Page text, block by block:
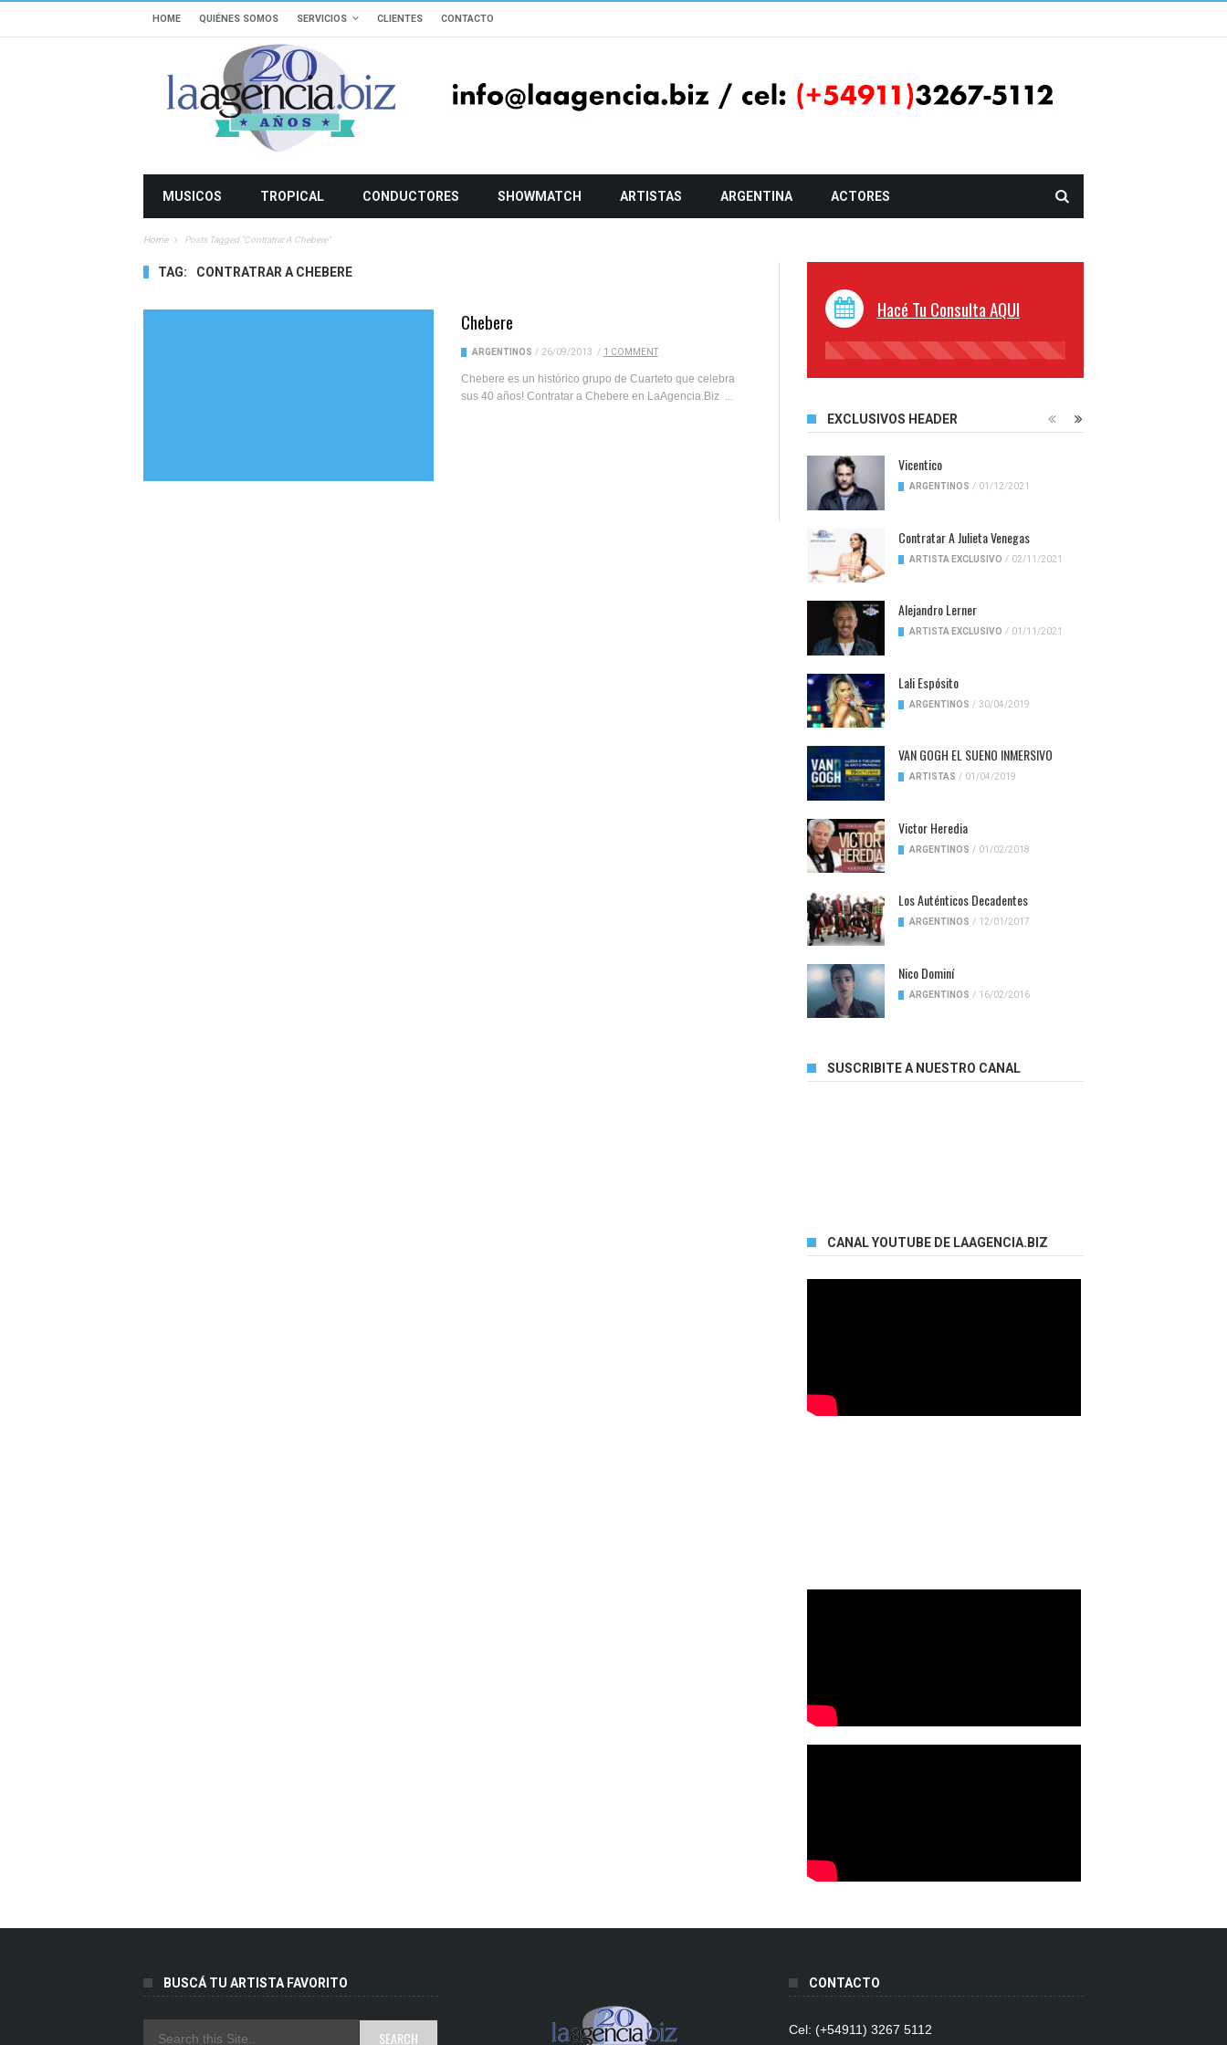
HOME QUIÉNES SOMOS SERVICIOS CLIENTES CONTACTO
MUSICOS TROPICAL CONDUCTORES SHOWMATCH ARTISTAS ARGENTINA ACTORES
Home Posts Tagged "contratrar A Chebere"
TAG: CONTRATRAR A CHEBERE
Chebere
ARGENTINOS / 26/09/2013 / 1 COMMENT
Chebere es un histórico grupo de Cuarteto que celebra
sus 40 años! Contratar a Chebere en LaAgencia.Biz ...
Hacé Tu Consulta AQUI
45%
EXCLUSIVOS HEADER
Vicentico
ARGENTINOS / 01/12/2021
Contratar A Julieta Venegas
ARTISTA EXCLUSIVO / 02/11/2021
Alejandro Lerner
ARTISTA EXCLUSIVO / 01/11/2021
Lali Espósito
ARGENTINOS / 30/04/2019
VAN GOGH EL SUENO INMERSIVO
ARTISTAS / 01/04/2019
Victor Heredia
ARGENTINOS / 01/02/2018
Los Auténticos Decadentes
ARGENTINOS / 12/01/2017
Nico Dominí
ARGENTINOS / 16/02/2016
SUSCRIBITE A NUESTRO CANAL
CANAL YOUTUBE DE LAAGENCIA.BIZ
BUSCÁ TU ARTISTA FAVORITO CONTACTO
Cel: (+54911) 3267 5112